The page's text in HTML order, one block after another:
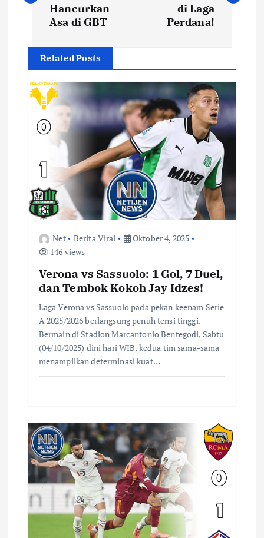
g
a
p
o
Hancurkan
Asa di GBT
di Laga
Perdana!
Related Posts
Net Berita Viral
Oktober 4, 2025
146 views
Verona vs Sassuolo: 1 Gol, 7 Duel,
dan Tembok Kokoh Jay Idzes!
Laga Verona vs Sassuolo pada pekan keenam Serie
A 2025/2026 berlangsung penuh tensi tinggi.
Bermain di Stadion Marcantonio Bentegodi, Sabtu
(04/10/2025) dini hari WIB, kedua tim sama-sama
menampilkan determinasi kuat…